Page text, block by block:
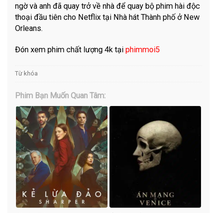
ngờ và anh đã quay trở về nhà để quay bộ phim hài độc
thoại đầu tiên cho Netflix tại Nhà hát Thành phố ở New
Orleans.
Đón xem phim chất lượng 4k tạiphimmoi5
Từ khóa
Phim Bạn Muốn Quan Tâm: